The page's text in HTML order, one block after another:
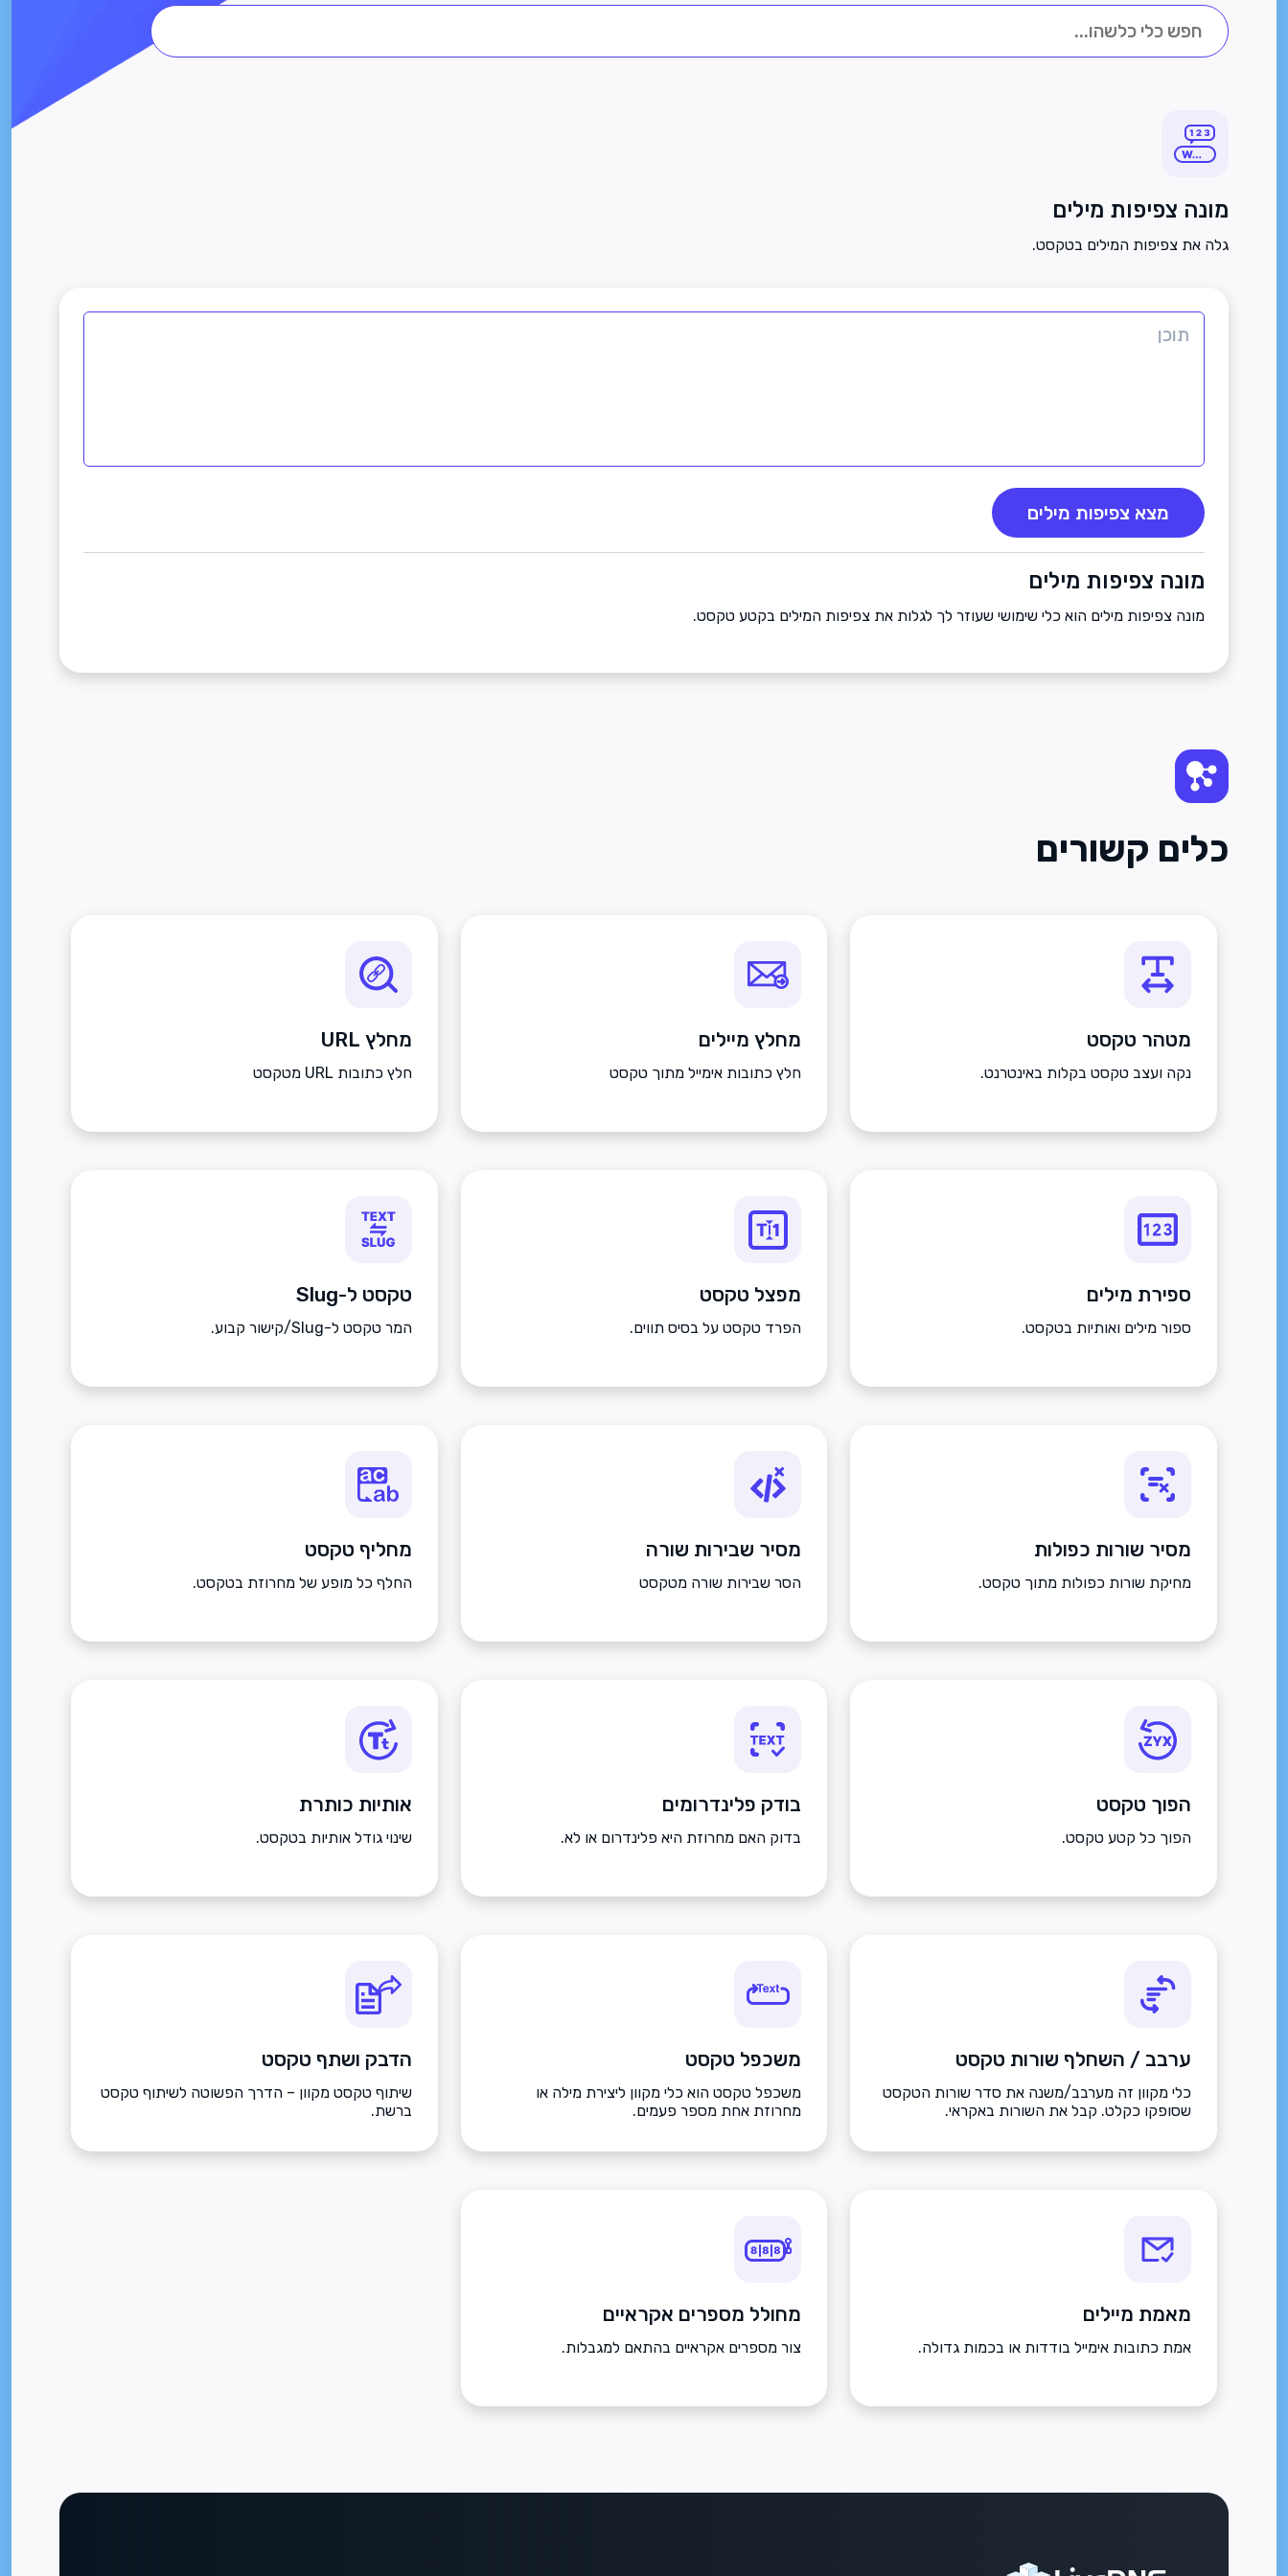
מונה צפיפות מילים
גלה את צפיפות המילים בטקסט.
מצא צפיפות מילים
מונה צפיפות מילים
מונה צפיפות מילים הוא כלי שימושי שעוזר לך לגלות את צפיפות המילים בקטע טקסט.
כלים קשורים
מטהר טקסט
נקה ועצב טקסט בקלות באינטרנט.
מחלץ מיילים
חלץ כתובות אימייל מתוך טקסט
מחלץ URL
חלץ כתובות URL מטקסט
ספירת מילים
ספור מילים ואותיות בטקסט.
מפצל טקסט
הפרד טקסט על בסיס תווים.
טקסט ל-Slug
המר טקסט ל-Slug/קישור קבוע.
מסיר שורות כפולות
מחיקת שורות כפולות מתוך טקסט.
מסיר שבירות שורה
הסר שבירות שורה מטקסט
מחליף טקסט
החלף כל מופע של מחרוזת בטקסט.
הפוך טקסט
הפוך כל קטע טקסט.
בודק פלינדרומים
בדוק האם מחרוזת היא פלינדרום או לא.
אותיות כותרת
שינוי גודל אותיות בטקסט.
ערבב / השחלף שורות טקסט
כלי מקוון זה מערבב/משנה את סדר שורות הטקסט
שסופקו כקלט. קבל את השורות באקראי.
משכפל טקסט
משכפל טקסט הוא כלי מקוון ליצירת מילה או
מחרוזת אחת מספר פעמים.
הדבק ושתף טקסט
שיתוף טקסט מקוון – הדרך הפשוטה לשיתוף טקסט
ברשת.
מאמת מיילים
אמת כתובות אימייל בודדות או בכמות גדולה.
מחולל מספרים אקראיים
צור מספרים אקראיים בהתאם למגבלות.